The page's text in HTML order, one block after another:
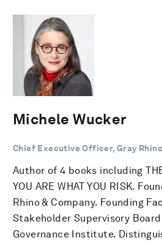
Michele Wucker
Chief Executive Officer, Gray
Author of 4 books including
YOU ARE WHAT YOU RISK.
Rhino & Company. Founding
Stakeholder Supervisory Board
Governance Institute.